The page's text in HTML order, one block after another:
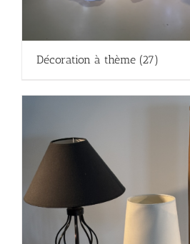
Décoration à thème (27)